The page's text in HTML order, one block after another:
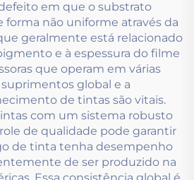
em que o substrato
forma não uniforme através da
geralmente está relacionado
e à espessura do filme
que operam em várias
global e a
de tintas são vitais.
com um sistema robusto
de qualidade pode garantir
de tinta tenha desempenho
de ser produzido na